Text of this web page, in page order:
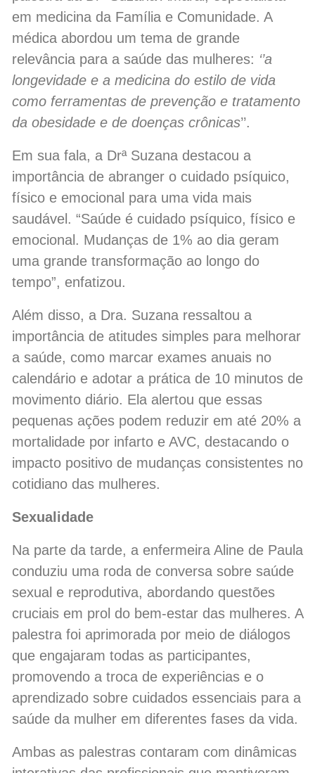
em medicina da Família e Comunidade. A
médica abordou um tema de grande
relevância para a saúde das mulheres: ‘’a
longevidade e a medicina do estilo de vida
como ferramentas de prevenção e tratamento
da obesidade e de doenças crônicas’’.
Em sua fala, a Drª Suzana destacou a
importância de abranger o cuidado psíquico,
físico e emocional para uma vida mais
saudável. “Saúde é cuidado psíquico, físico e
emocional. Mudanças de 1% ao dia geram
uma grande transformação ao longo do
tempo”, enfatizou.
Além disso, a Dra. Suzana ressaltou a
importância de atitudes simples para melhorar
a saúde, como marcar exames anuais no
calendário e adotar a prática de 10 minutos de
movimento diário. Ela alertou que essas
pequenas ações podem reduzir em até 20% a
mortalidade por infarto e AVC, destacando o
impacto positivo de mudanças consistentes no
cotidiano das mulheres.
Sexualidade
Na parte da tarde, a enfermeira Aline de Paula
conduziu uma roda de conversa sobre saúde
sexual e reprodutiva, abordando questões
cruciais em prol do bem-estar das mulheres. A
palestra foi aprimorada por meio de diálogos
que engajaram todas as participantes,
promovendo a troca de experiências e o
aprendizado sobre cuidados essenciais para a
saúde da mulher em diferentes fases da vida.
Ambas as palestras contaram com dinâmicas